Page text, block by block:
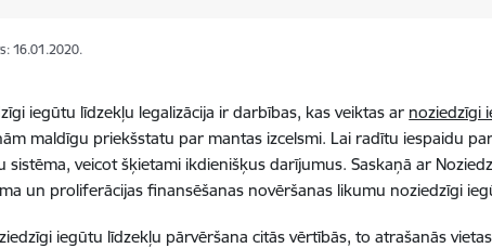
16.01.2020.
iegūtu līdzekļu legalizācija ir darbības, kas veiktas ar noziedzīgi
maldīgu priekšstatu par mantas izcelsmi. Lai radītu iespaidu
sistēma, veicot šķietami ikdienišķus darījumus. Saskaņā ar
un proliferācijas finansēšanas novēršanas likumu noziedzīgi
iegūtu līdzekļu pārvēršana citās vērtībās, to atrašanās